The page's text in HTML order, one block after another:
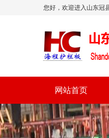
您好，欢迎进入山东冠
网站首页